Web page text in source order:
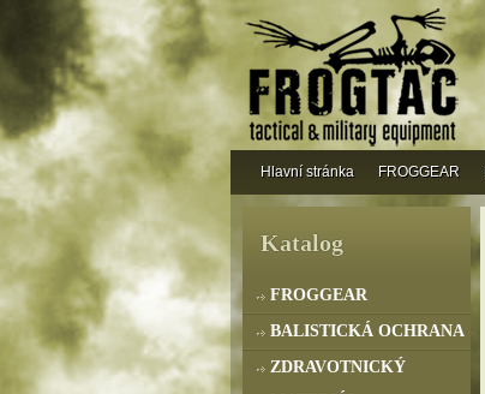
Katalog
FROGGEAR
BALISTICKÁ OCHRANA
ZDRAVOTNICKÝ
Hlavní stránka FROGGEAR